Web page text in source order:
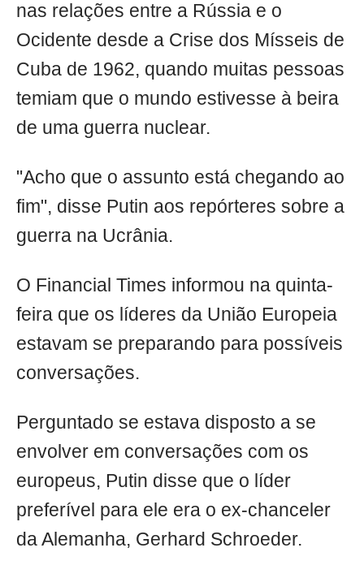
nas relações entre a Rússia e o
Ocidente desde a Crise dos Mísseis de
Cuba de 1962, quando muitas pessoas
temiam que o mundo estivesse à beira
de uma guerra nuclear.
"Acho que o assunto está chegando ao
fim", disse Putin aos repórteres sobre a
guerra na Ucrânia.
O Financial Times informou na quinta-
feira que os líderes da União Europeia
estavam se preparando para possíveis
conversações.
Perguntado se estava disposto a se
envolver em conversações com os
europeus, Putin disse que o líder
preferível para ele era o ex-chanceler
da Alemanha, Gerhard Schroeder.